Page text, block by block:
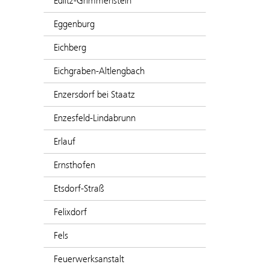
Eggenburg
Eichberg
Eichgraben-Altlengbach
Enzersdorf bei Staatz
Enzesfeld-Lindabrunn
Erlauf
Ernsthofen
Etsdorf-Straß
Felixdorf
Fels
Feuerwerksanstalt